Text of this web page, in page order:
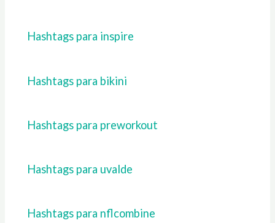
Hashtags para inspire
Hashtags para bikini
Hashtags para preworkout
Hashtags para uvalde
Hashtags para nflcombine